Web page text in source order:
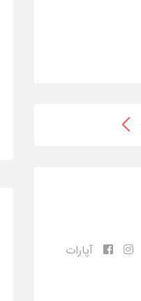
آپارات